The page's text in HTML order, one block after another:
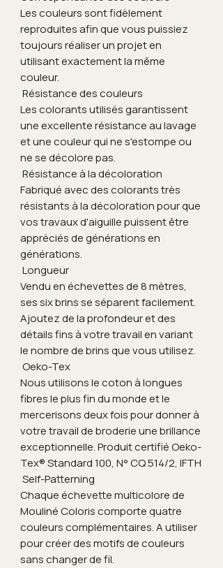
Les couleurs sont fidèlement
reproduites afin que vous puissiez
toujours réaliser un projet en
utilisant exactement la même
couleur.
Résistance des couleurs
Les colorants utilisés garantissent
une excellente résistance au lavage
et une couleur qui ne s'estompe ou
ne se décolore pas.
Résistance à la décoloration
Fabriqué avec des colorants très
résistants à la décoloration pour que
vos travaux d'aiguille puissent être
appréciés de générations en
générations.
Longueur
Vendu en échevettes de 8 mètres,
ses six brins se séparent facilement.
Ajoutez de la profondeur et des
détails fins à votre travail en variant
le nombre de brins que vous utilisez.
Oeko-Tex
Nous utilisons le coton à longues
fibres le plus fin du monde et le
mercerisons deux fois pour donner à
votre travail de broderie une brillance
exceptionnelle. Produit certifié Oeko-
Tex® Standard 100, N° CQ 514/2, IFTH
Self-Patterning
Chaque échevette multicolore de
Mouliné Coloris comporte quatre
couleurs complémentaires. A utiliser
pour créer des motifs de couleurs
sans changer de fil.